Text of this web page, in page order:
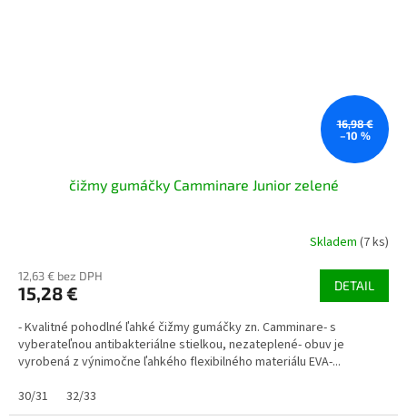
16,98 €
–10 %
čižmy gumáčky Camminare Junior zelené
Skladem (7 ks)
12,63 € bez DPH
15,28 € DETAIL
- Kvalitné pohodlné ľahké čižmy gumáčky zn. Camminare- s
vyberateľnou antibakteriálne stielkou, nezateplené- obuv je
vyrobená z výnimočne ľahkého flexibilného materiálu EVA-...
30/31
32/33